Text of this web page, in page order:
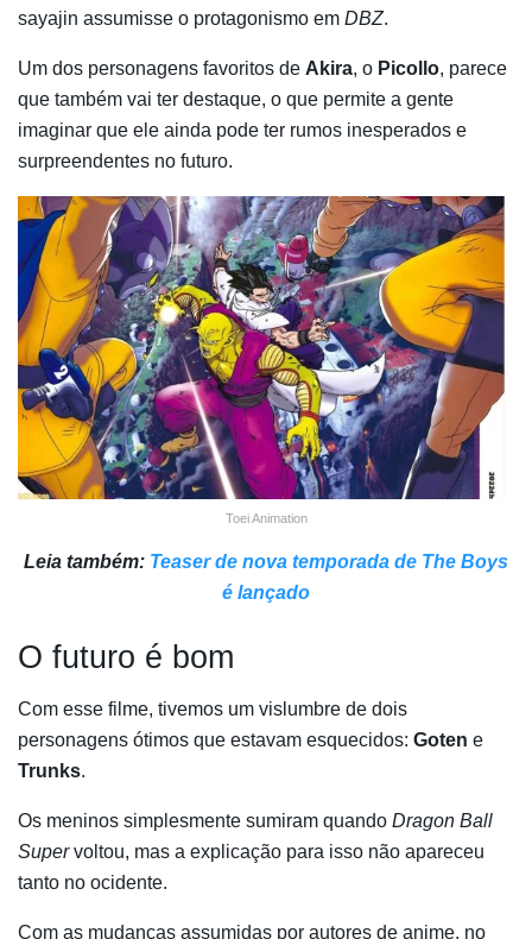
sayajin assumisse o protagonismo em DBZ.
Um dos personagens favoritos de Akira, o Picollo, parece
que também vai ter destaque, o que permite a gente
imaginar que ele ainda pode ter rumos inesperados e
surpreendentes no futuro.
Toei Animation
Leia também: Teaser de nova temporada de The Boys
é lançado
O futuro é bom
Com esse filme, tivemos um vislumbre de dois
personagens ótimos que estavam esquecidos: Goten e
Trunks.
Os meninos simplesmente sumiram quando Dragon Ball
Supervoltou, mas a explicação para isso não apareceu
tanto no ocidente.
Com as mudanças assumidas por autores de anime, no